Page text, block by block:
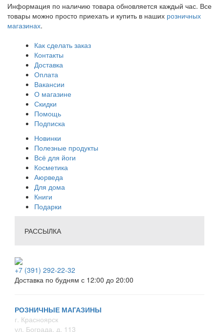
Информация по наличию товара обновляется каждый час. Все
товары можно просто приехать и купить в наших розничных
магазинах.
Как сделать заказ
Контакты
Доставка
Оплата
Вакансии
О магазине
Скидки
Помощь
Подписка
Новинки
Полезные продукты
Всё для йоги
Косметика
Аюрведа
Для дома
Книги
Подарки
РАССЫЛКА
+7 (391) 292-22-32
Доставка по будням с 12:00 до 20:00
РОЗНИЧНЫЕ МАГАЗИНЫ
г. Красноярск
ул. Бограда, д. 113